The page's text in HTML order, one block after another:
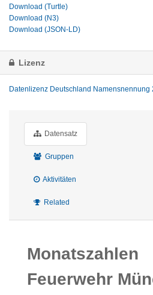
Download (Turtle)
Download (N3)
Download (JSON-LD)
Lizenz
Datenlizenz Deutschland Namensnennung
Datensatz
Gruppen
Aktivitäten
Related
Monatszahlen
Feuerwehr